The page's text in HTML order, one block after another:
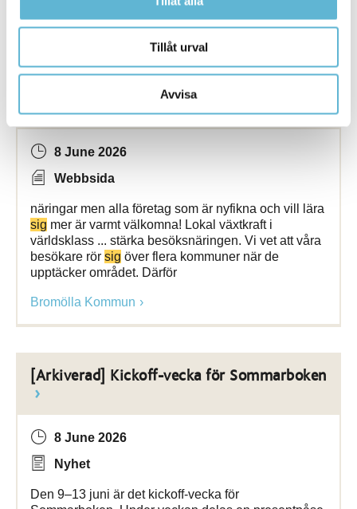
Tillåt urval
Avvisa
skador på fastigheten. Gör detta
8 June 2026
Webbsida
näringar men alla företag som är nyfikna och vill lära
sig mer är varmt välkomna! Lokal växtkraft i
världsklass ... stärka besöksnäringen. Vi vet att våra
besökare rör sig över flera kommuner när de
upptäcker området. Därför
Bromölla Kommun
[Arkiverad] Kickoff-vecka för Sommarboken
8 June 2026
Nyhet
Den 9–13 juni är det kickoff-vecka för